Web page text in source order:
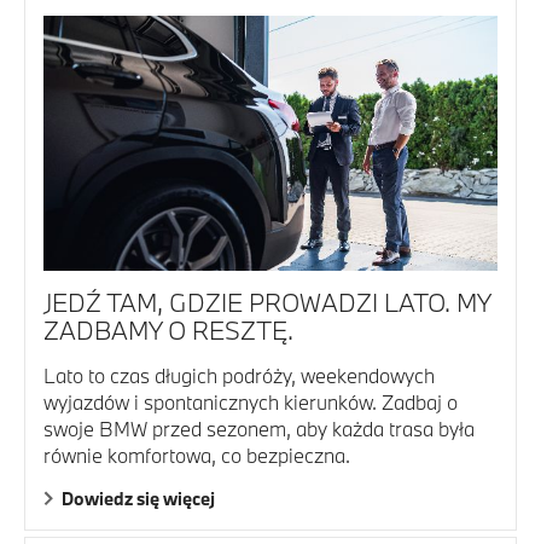
JEDŹ TAM, GDZIE PROWADZI LATO. MY
ZADBAMY O RESZTĘ.
Lato to czas długich podróży, weekendowych
wyjazdów i spontanicznych kierunków. Zadbaj o
swoje BMW przed sezonem, aby każda trasa była
równie komfortowa, co bezpieczna.
Dowiedz się więcej